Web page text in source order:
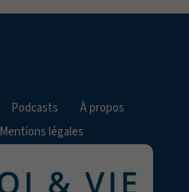
Podcasts
À propos
Mentions légales